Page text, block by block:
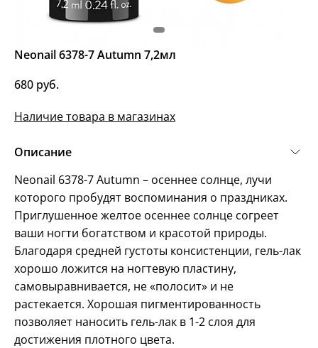
Neonail 6378-7 Autumn 7,2мл
680 руб.
Наличие товара в магазинах
Описание
Neonail 6378-7 Autumn – осеннее солнце, лучи
которого пробудят воспоминания о праздниках.
Приглушенное желтое осеннее солнце согреет
ваши ногти богатством и красотой природы.
Благодаря средней густоты консистенции, гель-лак
хорошо ложится на ногтевую пластину,
самовыравнивается, не «полосит» и не
растекается. Хорошая пигментированность
позволяет наносить гель-лак в 1-2 слоя для
достижения плотного цвета.